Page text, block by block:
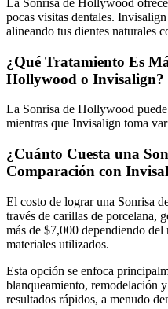
pocas visitas dentales.
alineando tus dientes naturales
¿Qué Tratamiento Es
Hollywood o Invisalign?
La Sonrisa de Hollywood puede
mientras que Invisalign toma
¿Cuánto Cuesta una
Comparación con
El costo de lograr una Sonrisa
través de carillas de porcelana,
más de $7,000 dependiendo
materiales utilizados.
Esta opción se enfoca
blanqueamiento, remodelación
resultados rápidos, a menudo